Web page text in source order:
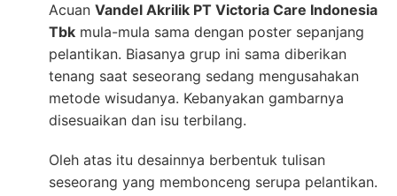
Acuan Vandel Akrilik PT Victoria Care Indonesia
Tbk mula-mula sama dengan poster sepanjang
pelantikan. Biasanya grup ini sama diberikan
tenang saat seseorang sedang mengusahakan
metode wisudanya. Kebanyakan gambarnya
disesuaikan dan isu terbilang.
Oleh atas itu desainnya berbentuk tulisan
seseorang yang membonceng serupa pelantikan.